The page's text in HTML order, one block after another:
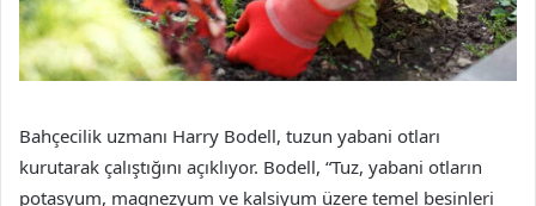
Bahçecilik uzmanı Harry Bodell, tuzun yabani otları
kurutarak çalıştığını açıklıyor. Bodell, “Tuz, yabani otların
potasyum, magnezyum ve kalsiyum üzere temel besinleri